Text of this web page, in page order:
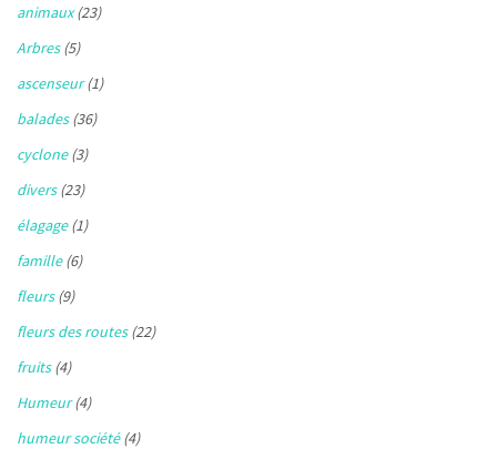
animaux(23)
Arbres(5)
ascenseur(1)
balades(36)
cyclone(3)
divers(23)
élagage(1)
famille(6)
fleurs(9)
fleurs des routes(22)
fruits(4)
Humeur(4)
humeur société(4)